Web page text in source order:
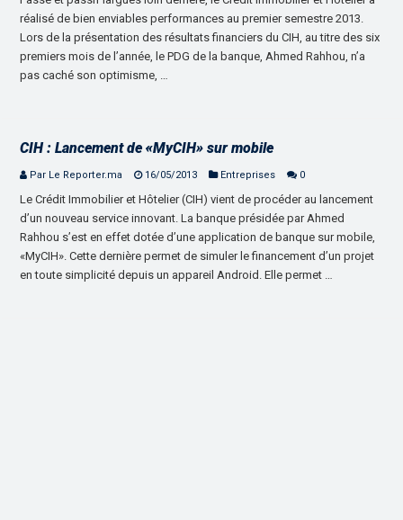
réalisé de bien enviables performances au premier semestre 2013.
Lors de la présentation des résultats financiers du CIH, au titre des six
premiers mois de l’année, le PDG de la banque, Ahmed Rahhou, n’a
pas caché son optimisme, …
CIH : Lancement de «MyCIH» sur mobile
Par Le Reporter.ma 16/05/2013 Entreprises 0
Le Crédit Immobilier et Hôtelier (CIH) vient de procéder au lancement
d’un nouveau service innovant. La banque présidée par Ahmed
Rahhou s’est en effet dotée d’une application de banque sur mobile,
«MyCIH». Cette dernière permet de simuler le financement d’un projet
en toute simplicité depuis un appareil Android. Elle permet …